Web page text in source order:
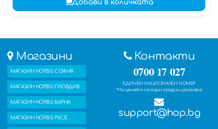
Добави в количката
Магазини
МАГАЗИН HOP.BG СОФИЯ
МАГАЗИН HOP.BG ПЛОВДИВ
МАГАЗИН HOP.BG ВАРНА
МАГАЗИН HOP.BG РУСЕ
Контакти
0700 17 027
ЕДИНЕН НАЦИОНАЛЕН НОМЕР
*На цената на един градски разговор
support@hop.bg